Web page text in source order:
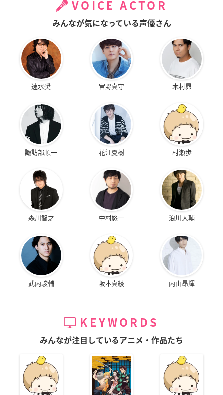
VOICE ACTOR
みんなが気になっている声優さん
速水奨 宮野真守 木村昴
諏訪部順一 花江夏樹 村瀬歩
森川智之 中村悠一 浪川大輔
武内駿輔 坂本真綾 内山昂輝
KEYWORDS
みんなが注目しているアニメ・作品たち